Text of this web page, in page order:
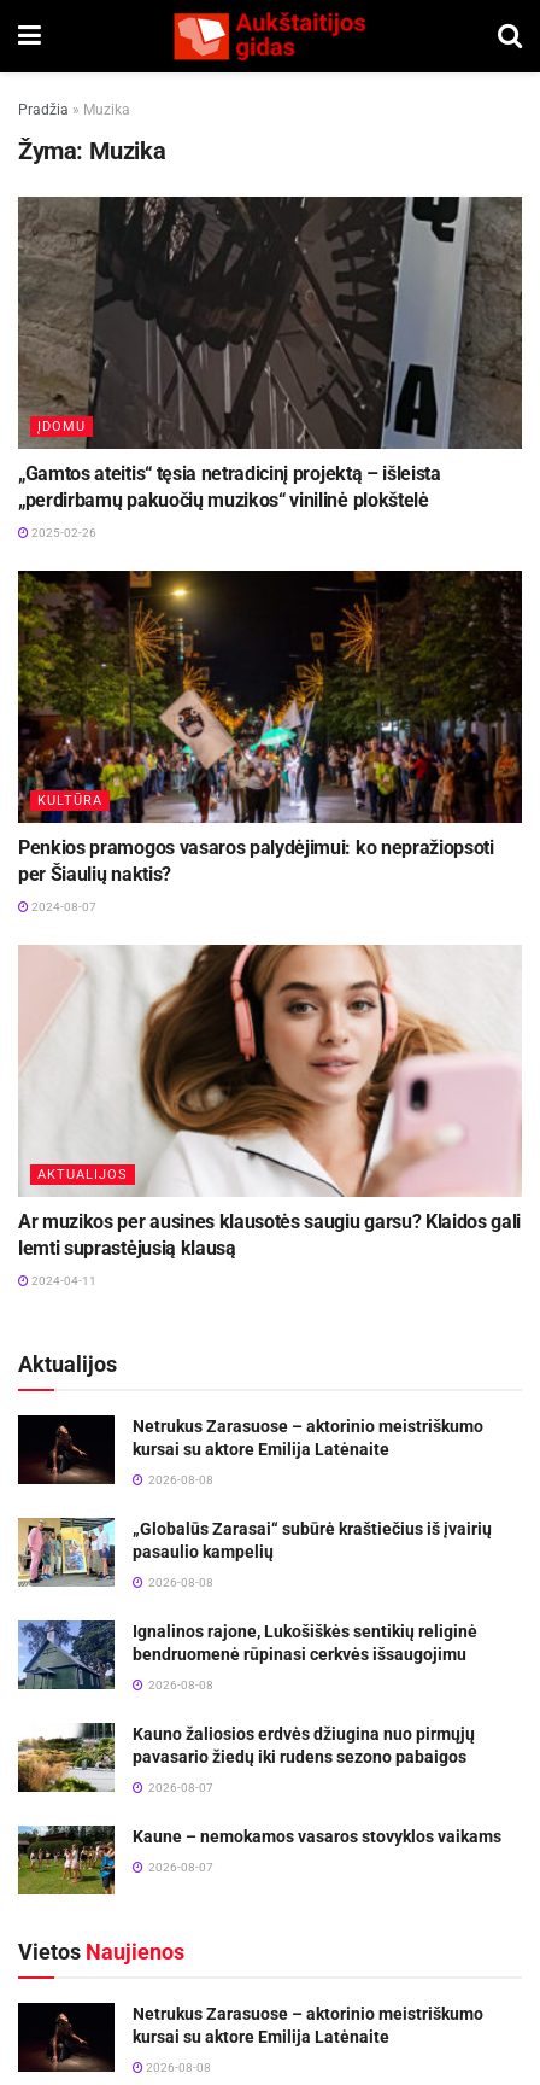
Pradžia » Muzika
Žyma: Muzika
ĮDOMU
„Gamtos ateitis“ tęsia netradicinį projektą – išleista
„perdirbamų pakuočių muzikos“ vinilinė plokštelė
2025-02-26
KULTŪRA
Penkios pramogos vasaros palydėjimui: ko nepražiopsoti
per Šiaulių naktis?
2024-08-07
AKTUALIJOS
Ar muzikos per ausines klausotės saugiu garsu? Klaidos gali
lemti suprastėjusią klausą
2024-04-11
Aktualijos
Netrukus Zarasuose – aktorinio meistriškumo
kursai su aktore Emilija Latėnaite
2026-08-08
„Globalūs Zarasai“ subūrė kraštiečius iš įvairių
pasaulio kampelių
2026-08-08
Ignalinos rajone, Lukošiškės sentikių religinė
bendruomenė rūpinasi cerkvės išsaugojimu
2026-08-08
Kauno žaliosios erdvės džiugina nuo pirmųjų
pavasario žiedų iki rudens sezono pabaigos
2026-08-07
Kaune – nemokamos vasaros stovyklos vaikams
2026-08-07
Vietos Naujienos
Netrukus Zarasuose – aktorinio meistriškumo
kursai su aktore Emilija Latėnaite
2026-08-08